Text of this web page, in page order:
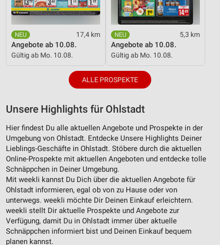
17,4 km
Angebote ab 10.08.
Gültig ab Mo. 10.08.
5,3 km
Angebote ab 10.08.
Gültig ab Mo. 10.08.
ALLE PROSPEKTE
Unsere Highlights für Ohlstadt
Hier findest Du alle aktuellen Angebote und Prospekte in der
Umgebung von Ohlstadt. Entdecke Unsere Highlights Deiner
Lieblings-Geschäfte in Ohlstadt. Stöbere durch die aktuellen
Online-Prospekte mit aktuellen Angeboten und entdecke tolle
Schnäppchen in Deiner Umgebung.
Mit weekli kannst Du Dich über die aktuellen Angebote für
Ohlstadt informieren, egal ob von zu Hause oder von
unterwegs. weekli möchte Dir Deinen Einkauf erleichtern.
weekli stellt Dir aktuelle Prospekte und Angebote zur
Verfügung, damit Du in Ohlstadt immer über aktuelle
Schnäppchen informiert bist und Deinen Einkauf bequem
planen kannst.